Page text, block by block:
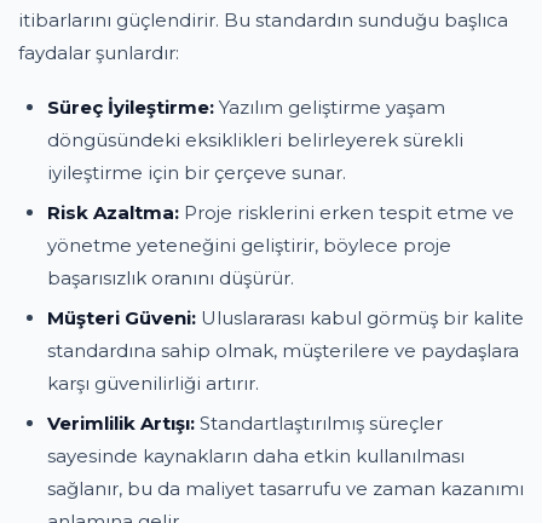
itibarlarını güçlendirir. Bu standardın sunduğu başlıca
faydalar şunlardır:
Süreç İyileştirme: Yazılım geliştirme yaşam
döngüsündeki eksiklikleri belirleyerek sürekli
iyileştirme için bir çerçeve sunar.
Risk Azaltma: Proje risklerini erken tespit etme ve
yönetme yeteneğini geliştirir, böylece proje
başarısızlık oranını düşürür.
Müşteri Güveni: Uluslararası kabul görmüş bir kalite
standardına sahip olmak, müşterilere ve paydaşlara
karşı güvenilirliği artırır.
Verimlilik Artışı: Standartlaştırılmış süreçler
sayesinde kaynakların daha etkin kullanılması
sağlanır, bu da maliyet tasarrufu ve zaman kazanımı